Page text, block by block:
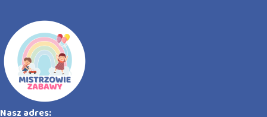
Nasz adres: